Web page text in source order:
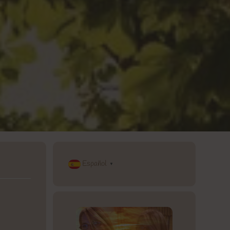
Español ▼